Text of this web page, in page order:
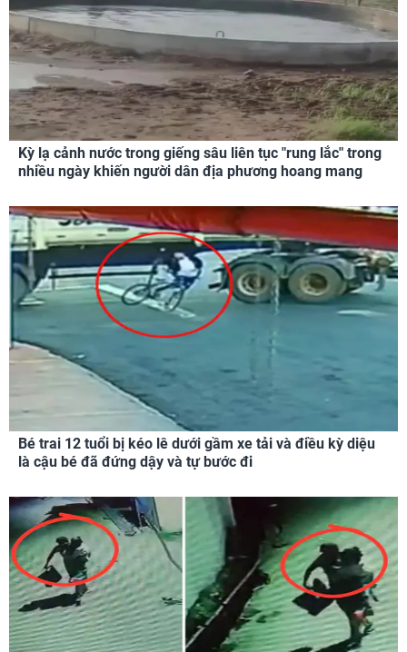
Kỳ lạ cảnh nước trong giếng sâu liên tục "rung lắc" trong
nhiều ngày khiến người dân địa phương hoang mang
Bé trai 12 tuổi bị kéo lê dưới gầm xe tải và điều kỳ diệu
là cậu bé đã đứng dậy và tự bước đi